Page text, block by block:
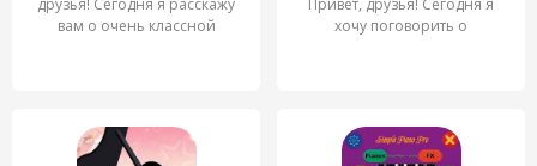
друзья! Сегодня я расскажу
вам о очень классной
Привет, друзья! Сегодня я
хочу поговорить о